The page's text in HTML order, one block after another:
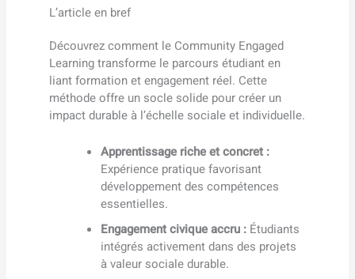
L’article en bref
Découvrez comment le Community Engaged
Learning transforme le parcours étudiant en
liant formation et engagement réel. Cette
méthode offre un socle solide pour créer un
impact durable à l’échelle sociale et individuelle.
Apprentissage riche et concret :
Expérience pratique favorisant
développement des compétences
essentielles.
Engagement civique accru : Étudiants
intégrés activement dans des projets
à valeur sociale durable.